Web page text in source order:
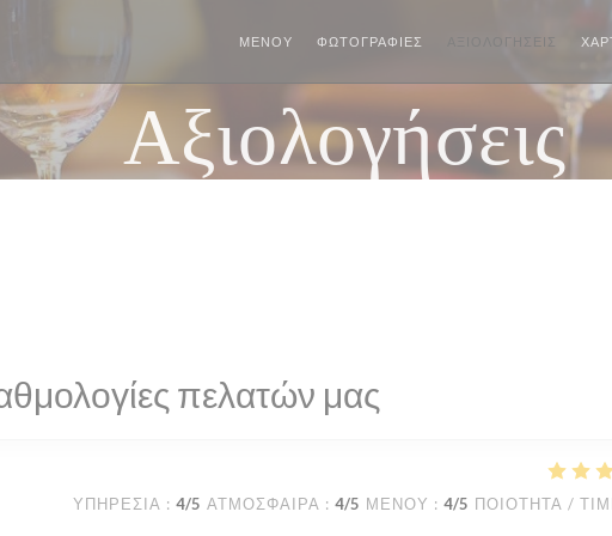
ΜΕΝΟΎ ΦΩΤΟΓΡΑΦΊΕΣ ΑΞΙΟΛΟΓΉΣΕΙΣ
Αξιολογήσεις
πελατών μας
ΥΠΗΡΕΣΊΑ : 4/5 ΑΤΜΌΣΦΑΙΡΑ : 4/5 ΜΕΝΟΎ : 4/5 ΠΟΙΌΤΗΤΑ /